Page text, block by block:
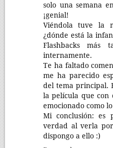
solo una semana
¡genial!
Viéndola tuve la
¿dónde está la
Flashbacks más
internamente.
Te ha faltado
me ha parecido
del tema principal.
la película que con
emocionado como
Mi conclusión: es
verdad al verla
dispongo a ello :)